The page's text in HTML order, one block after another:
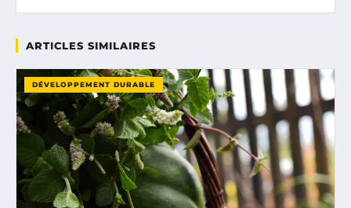
ARTICLES SIMILAIRES
DÉVELOPPEMENT DURABLE